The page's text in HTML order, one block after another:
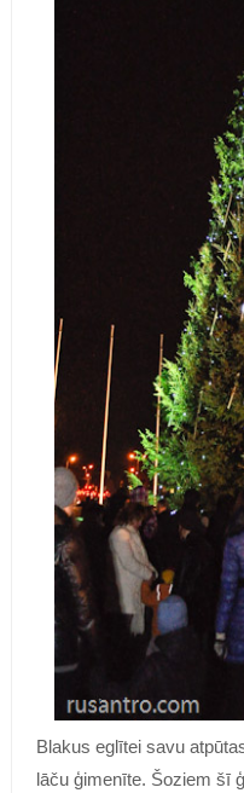
Blakus eglītei savu
lāču ģimenīte. Šoziem šī